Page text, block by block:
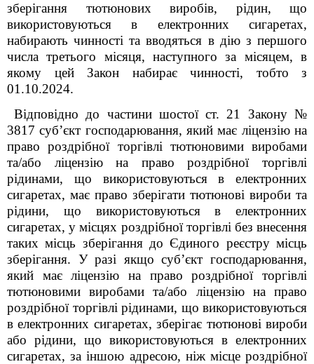
зберігання тютюнових виробів, рідин, що
використовуються в електронних сигаретах,
набирають чинності та вводяться в дію з першого
числа третього місяця, наступного за місяцем, в
якому цей Закон набирає чинності, тобто з
01.10.2024.
Відповідно до частини шостої ст. 21 Закону №
3817 суб’єкт господарювання, який має ліцензію на
право роздрібної торгівлі тютюновими виробами
та/або ліцензію на право роздрібної торгівлі
рідинами, що використовуються в електронних
сигаретах, має право зберігати тютюнові вироби та
рідини, що використовуються в електронних
сигаретах, у місцях роздрібної торгівлі без внесення
таких місць зберігання до Єдиного реєстру місць
зберігання. У разі якщо суб’єкт господарювання,
який має ліцензію на право роздрібної торгівлі
тютюновими виробами та/або ліцензію на право
роздрібної торгівлі рідинами, що використовуються
в електронних сигаретах, зберігає тютюнові вироби
або рідини, що використовуються в електронних
сигаретах, за іншою адресою, ніж місце роздрібної